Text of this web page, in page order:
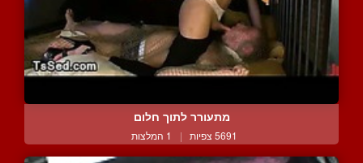
מתעורר לתוך חלום
5691 צפיות | 1 המלצות